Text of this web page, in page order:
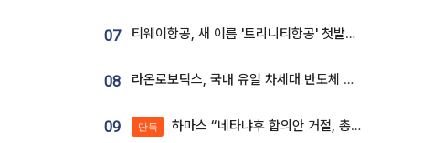
07 티웨이항공, 새 이름 '트리니티항공' 첫발…SSC 전략 본격화
08 라온로보틱스, 국내 유일 차세대 반도체 공정 로봇 개발 ‘고객사 테스트 진행’
09 단독 하마스 “네타냐후 합의안 거절, 총선 앞두고 시간 끌기”